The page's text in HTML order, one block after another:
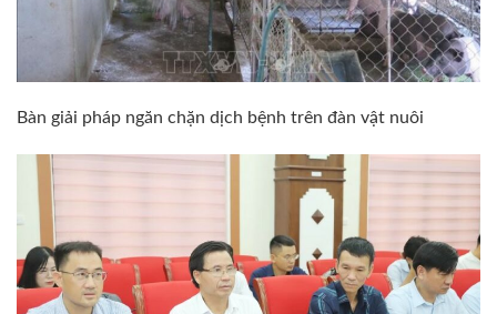
Bàn giải pháp ngăn chặn dịch bệnh trên đàn vật nuôi